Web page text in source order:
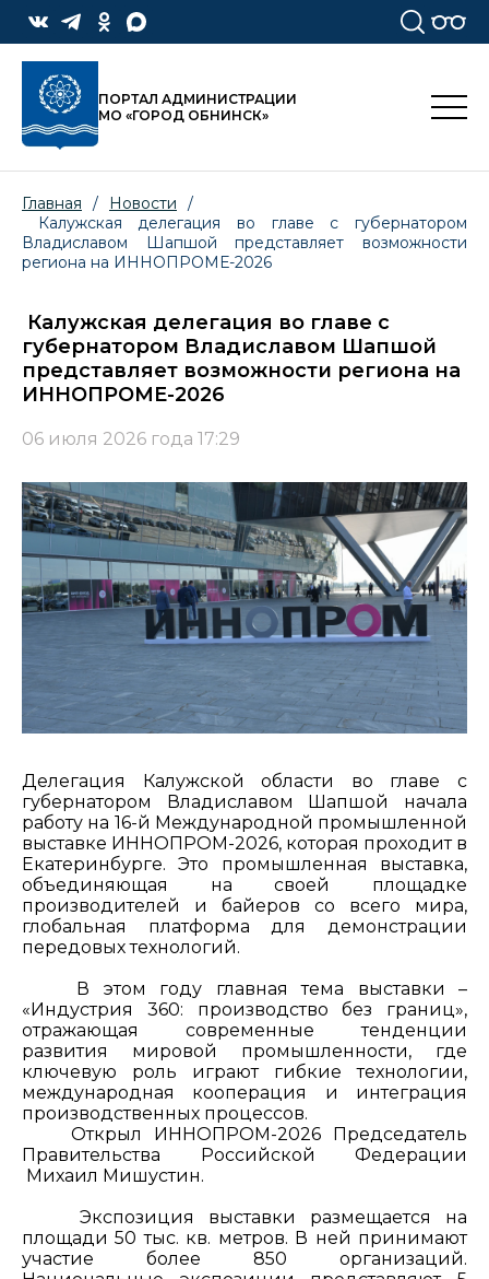
ПОРТАЛ АДМИНИСТРАЦИИ
МО «ГОРОД ОБНИНСК»
Главная / Новости
/
Калужская делегация во главе с губернатором
Владиславом Шапшой представляет возможности
региона на ИННОПРОМЕ-2026
Калужская делегация во главе с
губернатором Владиславом Шапшой
представляет возможности региона на
ИННОПРОМЕ-2026
06 июля 2026 года 17:29
Делегация Калужской области во главе с
губернатором Владиславом Шапшой начала
работу на 16-й Международной промышленной
выставке ИННОПРОМ-2026, которая проходит в
Екатеринбурге. Это промышленная выставка,
объединяющая на своей площадке
производителей и байеров со всего мира,
глобальная платформа для демонстрации
передовых технологий.
В этом году главная тема выставки –
«Индустрия 360: производство без границ»,
отражающая современные тенденции
развития мировой промышленности, где
ключевую роль играют гибкие технологии,
международная кооперация и интеграция
производственных процессов.
Открыл ИННОПРОМ-2026 Председатель
Правительства Российской Федерации
Михаил Мишустин.
Экспозиция выставки размещается на
площади 50 тыс. кв. метров. В ней принимают
участие более 850 организаций.